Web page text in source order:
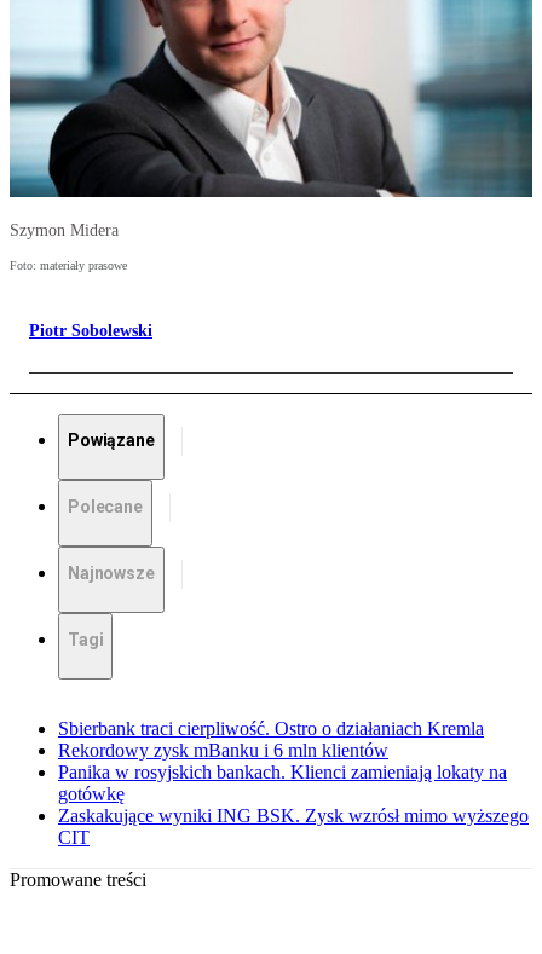
Szymon Midera
Foto: materiały prasowe
Piotr Sobolewski
Powiązane
Polecane
Najnowsze
Tagi
Sbierbank traci cierpliwość. Ostro o działaniach Kremla
Rekordowy zysk mBanku i 6 mln klientów
Panika w rosyjskich bankach. Klienci zamieniają lokaty na
gotówkę
Zaskakujące wyniki ING BSK. Zysk wzrósł mimo wyższego
CIT
Promowane treści